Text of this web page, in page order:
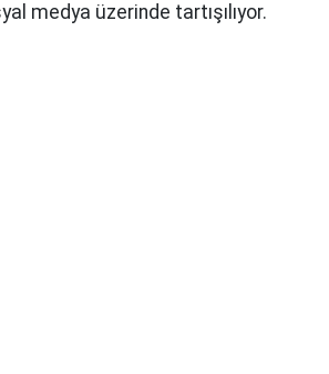
medya üzerinde tartışılıyor.